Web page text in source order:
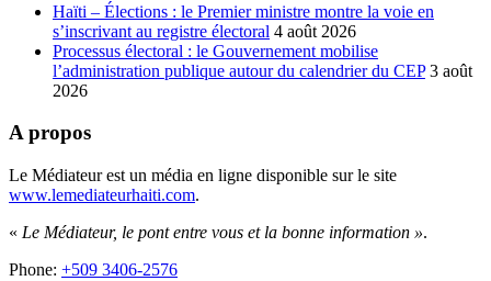
Haïti – Élections : le Premier ministre montre la voie en
s’inscrivant au registre électoral 4 août 2026
Processus électoral : le Gouvernement mobilise
l’administration publique autour du calendrier du CEP 3 août
2026
A propos
Le Médiateur est un média en ligne disponible sur le site
www.lemediateurhaiti.com.
« Le Médiateur, le pont entre vous et la bonne information ».
Phone: +509 3406-2576